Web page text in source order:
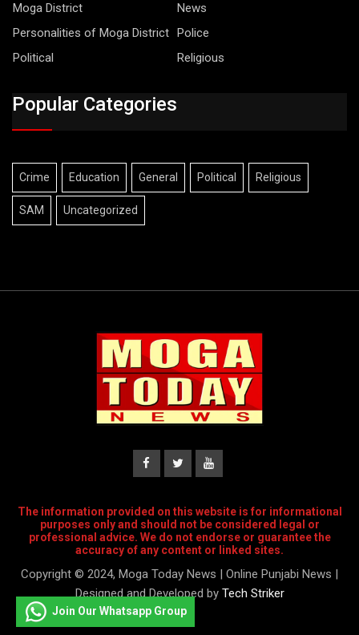
Moga District
News
Personalities of Moga District
Police
Political
Religious
Popular Categories
Crime Education General Political Religious
SAM Uncategorized
The information provided on this website is for informational
purposes only and should not be considered legal or
professional advice. We do not endorse or guarantee the
accuracy of any content or linked sites.
Copyright © 2024, Moga Today News | Online Punjabi News |
Designed and Developed by Tech Striker
Join Our Whatsapp Group